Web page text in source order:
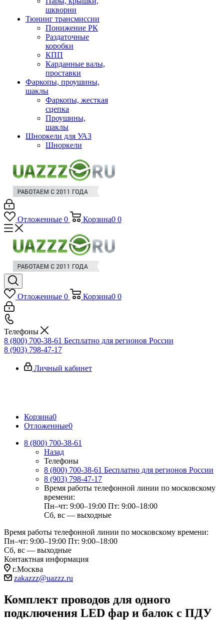
шкворни
Тюнинг трансмиссии
Понижение РК
Раздаточные
коробки
КПП
Карданные валы,
проставки
Фаркопы, проушины,
шаклы
Фаркопы, жесткая
сцепка
Проушины,
шаклы
Шноркели для УАЗ
Шноркели
Отложенные 0 Корзина0 0
Отложенные 0 Корзина0 0
Телефоны
8 (800) 700-38-61 Бесплатно для регионов России
8 (903) 798-47-17
Личный кабинет
Корзина0
Отложенные0
8 (800) 700-38-61
Назад
Телефоны
8 (800) 700-38-61 Бесплатно для регионов России
8 (903) 798-47-17
Время работы телефонной линии по московскому
времени:
Пн–чт: 9:00–19:00 Пт: 9:00–18:00
Сб, вс — выходные
Время работы телефонной линии по московскому времени:
Пн–чт: 9:00–19:00 Пт: 9:00–18:00
Сб, вс — выходные
Контактная информация
г.Москва
zakazzz@uazzz.ru
Комплект проводов для одного
подключения LED фар и балок с ПДУ